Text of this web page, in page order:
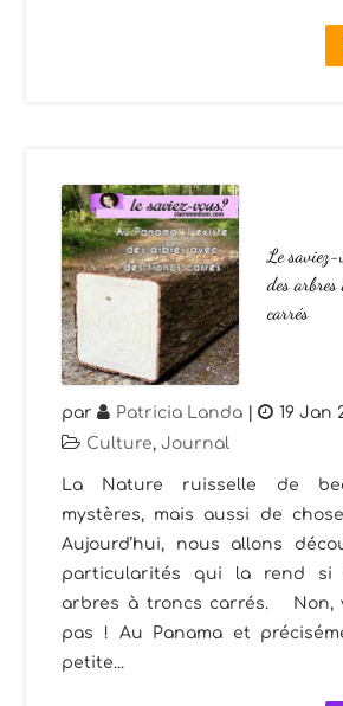
Le
des arbres
carrés
par Patricia Landa | 19 Jan
Culture,Journal
La Nature ruisselle de
mystères, mais aussi de
Aujourd’hui, nous allons
particularités qui la rend si
arbres à troncs carrés. Non,
pas ! Au Panama et
petite...